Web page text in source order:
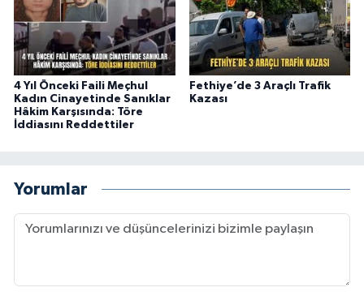
4 Yıl Önceki Faili Meçhul
Kadın Cinayetinde Sanıklar
Hâkim Karşısında: Töre
İddiasını Reddettiler
Fethiye’de 3 Araçlı Trafik
Kazası
Yorumlar